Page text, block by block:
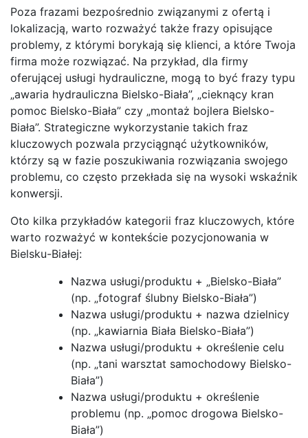
Poza frazami bezpośrednio związanymi z ofertą i
lokalizacją, warto rozważyć także frazy opisujące
problemy, z którymi borykają się klienci, a które Twoja
firma może rozwiązać. Na przykład, dla firmy
oferującej usługi hydrauliczne, mogą to być frazy typu
„awaria hydrauliczna Bielsko-Biała”, „cieknący kran
pomoc Bielsko-Biała” czy „montaż bojlera Bielsko-
Biała”. Strategiczne wykorzystanie takich fraz
kluczowych pozwala przyciągnąć użytkowników,
którzy są w fazie poszukiwania rozwiązania swojego
problemu, co często przekłada się na wysoki wskaźnik
konwersji.
Oto kilka przykładów kategorii fraz kluczowych, które
warto rozważyć w kontekście pozycjonowania w
Bielsku-Białej:
Nazwa usługi/produktu + „Bielsko-Biała”
(np. „fotograf ślubny Bielsko-Biała”)
Nazwa usługi/produktu + nazwa dzielnicy
(np. „kawiarnia Biała Bielsko-Biała”)
Nazwa usługi/produktu + określenie celu
(np. „tani warsztat samochodowy Bielsko-
Biała”)
Nazwa usługi/produktu + określenie
problemu (np. „pomoc drogowa Bielsko-
Biała”)